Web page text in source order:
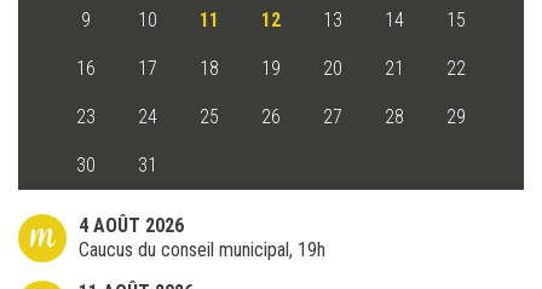
9 10 11 12 13 14 15
16 17 18 19 20 21 22
23 24 25 26 27 28 29
30 31
m
4 AOÛT 2026
Caucus du conseil municipal, 19h